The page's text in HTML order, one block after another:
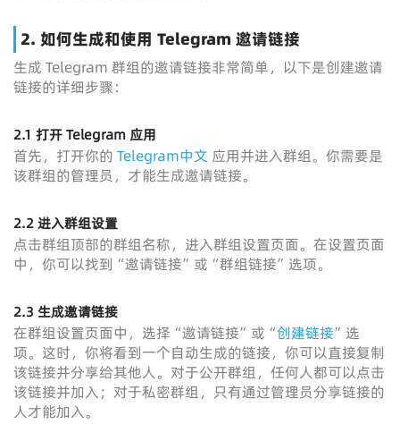
2. 如何生成和使用 Telegram 邀请链接
生成 Telegram 群组的邀请链接非常简单，以下是创建邀请
链接的详细步骤：
2.1 打开 Telegram 应用
首先，打开你的 Telegram中文 应用并进入群组。你需要是
该群组的管理员，才能生成邀请链接。
2.2 进入群组设置
点击群组顶部的群组名称，进入群组设置页面。在设置页面
中，你可以找到“邀请链接”或“群组链接”选项。
2.3 生成邀请链接
在群组设置页面中，选择“邀请链接”或“创建链接”选
项。这时，你将看到一个自动生成的链接，你可以直接复制
该链接并分享给其他人。对于公开群组，任何人都可以点击
该链接并加入；对于私密群组，只有通过管理员分享链接的
人才能加入。